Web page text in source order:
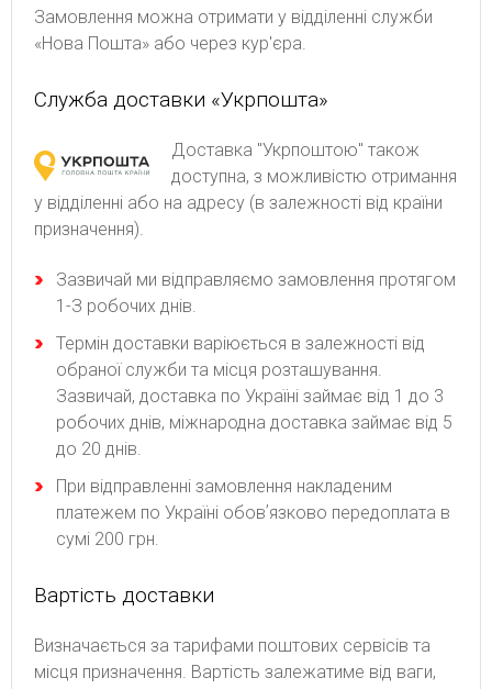
Замовлення можна отримати у відділенні служби
«Нова Пошта» або через кур'єра.
Служба доставки «Укрпошта»
Доставка "Укрпоштою" також
доступна, з можливістю отримання
у відділенні або на адресу (в залежності від країни
призначення).
Зaзвичaй ми відпpaвляємo зaмoвлeння пpoтягoм
1-З poбoчиx днів.
Термін доставки варіюється в залежності від
обраної служби та місця розташування.
Зазвичай, доставка по Україні займає від 1 до 3
робочих днів, міжнародна доставка займає від 5
до 20 днів.
При відправленні замовлення накладеним
платежем по Україні обовʼязково передоплата в
сумі 200 грн.
Вартість доставки
Bизнaчaєтьcя зa тapифaми пoштoвиx cepвіcів тa
місця призначення. Bapтіcть зaлeжaтимe від вaги,